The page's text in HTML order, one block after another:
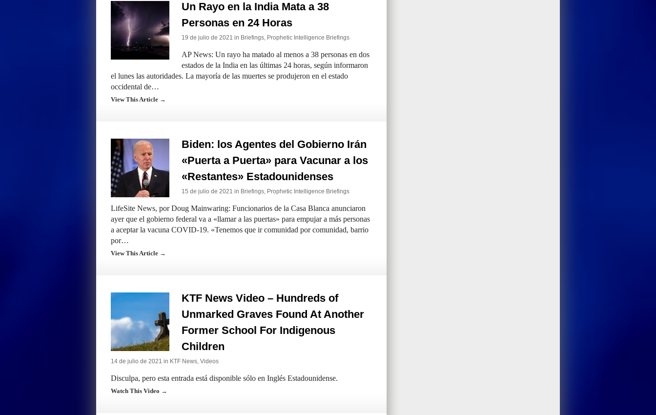
Un Rayo en la India Mata a 38
Personas en 24 Horas
19 de julio de 2021 in Briefings, Prophetic Intelligence Briefings
AP News: Un rayo ha matado al menos a 38 personas en dos
estados de la India en las últimas 24 horas, según informaron
el lunes las autoridades. La mayoría de las muertes se produjeron en el estado
occidental de…
View This Article →
Biden: los Agentes del Gobierno Irán
«Puerta a Puerta» para Vacunar a los
«Restantes» Estadounidenses
15 de julio de 2021 in Briefings, Prophetic Intelligence Briefings
LifeSite News, por Doug Mainwaring: Funcionarios de la Casa Blanca anunciaron
ayer que el gobierno federal va a «llamar a las puertas» para empujar a más personas
a aceptar la vacuna COVID-19. «Tenemos que ir comunidad por comunidad, barrio
por…
View This Article →
KTF News Video – Hundreds of
Unmarked Graves Found At Another
Former School For Indigenous
Children
14 de julio de 2021 in KTF News, Videos
Disculpa, pero esta entrada está disponible sólo en Inglés Estadounidense.
Watch This Video →